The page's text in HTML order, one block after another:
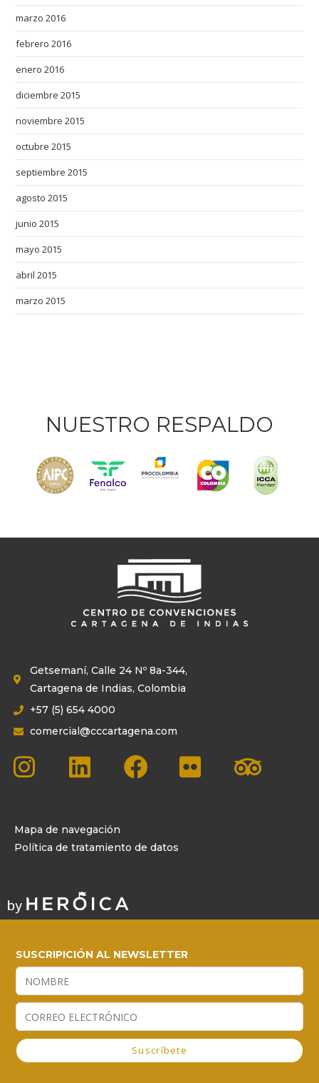
marzo 2016
febrero 2016
enero 2016
diciembre 2015
noviembre 2015
octubre 2015
septiembre 2015
agosto 2015
junio 2015
mayo 2015
abril 2015
marzo 2015
NUESTRO RESPALDO
Getsemaní, Calle 24 Nº 8a-344,
Cartagena de Indias, Colombia
+57 (5) 654 4000
comercial@cccartagena.com
Mapa de navegación
Política de tratamiento de datos
SUSCRIPICIÓN AL NEWSLETTER